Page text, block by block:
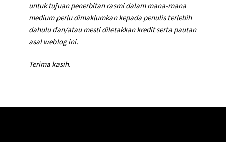
untuk tujuan penerbitan rasmi dalam mana-mana
medium perlu dimaklumkan kepada penulis terlebih
dahulu dan/atau mesti diletakkan kredit serta pautan
asal weblog ini.
Terima kasih.